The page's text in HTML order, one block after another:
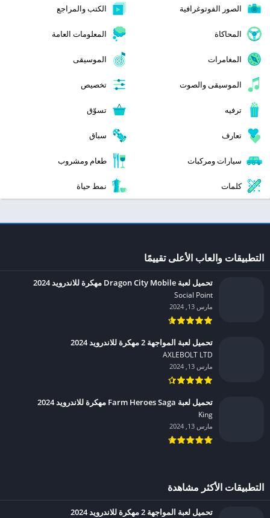
الصور الفوتوغرافية الكتب والمراجع
المحاكاة المعلومات العامة
المغامرات الموسيقى
الموسيقى والصوت تخصيص
ترفيه تسوّق
تعارف سباق
سيارات ومركبات طعام ومشروب
كلمات نمط حياة
التطبيقات والعاب الأعلى تقييمًا
تحميل لعبة Dragon City Mobile مهكرة للاندرويد 2024
Social Point‏
مارس 13, 2024
تحميل لعبة المواجهة 2 مهكرة للاندرويد 2024
AXLEBOLT LTD‏
مارس 13, 2024
تحميل لعبة Farm Heroes Saga مهكرة للاندرويد 2024
King‏
مارس 13, 2024
التطبيقات الأكثر مشاهدة
تحميل لعبة المواجهة 2 مهكرة للاندرويد 2024